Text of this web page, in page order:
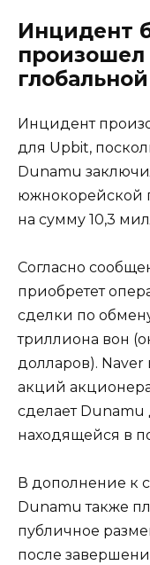
Инцидент
произошел
Инцидент
для Upbit,
Dunamu
южнокорейской
на сумму 10,3
Согласно
приобретет
сделки по
триллиона вон
долларов). Naver
акций
сделает
находящейся в
В дополнение к
Dunamu также
публичное
после